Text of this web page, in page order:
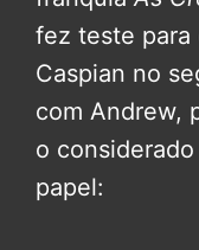
fez teste para
Caspian no
com Andrew,
o
papel: